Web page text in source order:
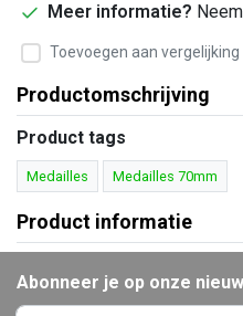
Meer informatie?
Toevoegen aan vergelijking
Productomschrijving
Product tags
Medailles Medailles 70mm
Product informatie
Abonneer je op onze